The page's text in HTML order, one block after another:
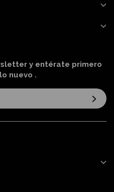
y entérate primero
nuevo .